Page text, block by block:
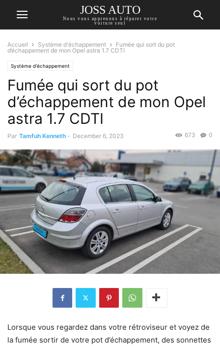
JOSS AUTO
Nous vous apprenons à réparer votre
voiture seul
Accueil Système d'échappement
Fumée qui sort du pot
d’échappement de mon Opel astra 1.7 CDTI
Système d'échappement
Fumée qui sort du pot
d’échappement de mon Opel
astra 1.7 CDTI
Par Tamfuh Kenneth - December 6, 2023 0
673
Lorsque vous regardez dans votre rétroviseur et voyez de
la fumée sortir de votre pot d’échappement, des sonnettes